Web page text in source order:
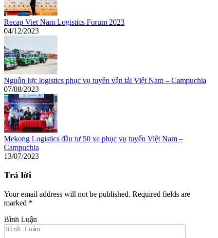
Recap Viet Nam Logistics Forum 2023
04/12/2023
Nguồn lực logistics phục vụ tuyến vận tải Việt Nam – Campuchia
07/08/2023
Mekong Logistics đầu tư 50 xe phục vụ tuyến Việt Nam –
Campuchia
13/07/2023
Trả lời
Your email address will not be published. Required fields are
marked *
Bình Luận